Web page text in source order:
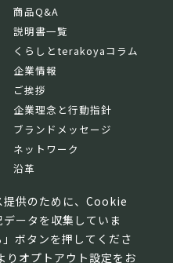
提供のために、Cookie
ータを収集していま
ボタンを押してくださ
りオプトアウト設定をお
商品Q&A
説明書一覧
くらしとterakoyaコラム
企業情報
ご挨拶
企業理念と行動指針
ブランドメッセージ
ネットワーク
沿革